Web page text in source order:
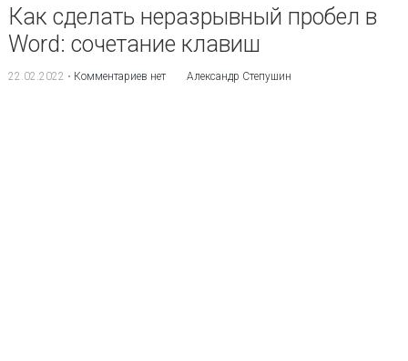
Как сделать неразрывный пробел в
Word: сочетание клавиш
22.02.2022 • Комментариев нет Александр Степушин